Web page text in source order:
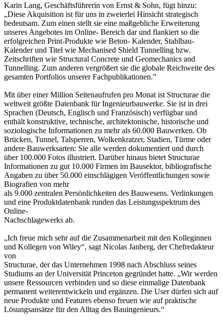
Karin Lang, Geschäftsführerin von Ernst & Sohn, fügt hinzu:
„Diese Akquisition ist für uns in zweierlei Hinsicht strategisch
bedeutsam. Zum einen stellt sie eine maßgebliche Erweiterung
unseres Angebotes im Online- Bereich dar und flankiert so die
erfolgreichen Print-Produkte wie Beton- Kalender, Stahlbau-
Kalender und Titel wie Mechanised Shield Tunnelling bzw.
Zeitschriften wie Structural Concrete und Geomechanics and
Tunnelling. Zum anderen vergrößert sie die globale Reichweite des
gesamten Portfolios unserer Fachpublikationen.”
Mit über einer Million Seitenaufrufen pro Monat ist Structurae die
weltweit größte Datenbank für Ingenieurbauwerke. Sie ist in drei
Sprachen (Deutsch, Englisch und Französisch) verfügbar und
enthält konstruktive, technische, architektonische, historische und
soziologische Informationen zu mehr als 60.000 Bauwerken. Ob
Brücken, Tunnel, Talsperren, Wolkenkratzer, Stadien, Türme oder
andere Bauwerksarten: Sie alle werden dokumentiert und durch
über 100.000 Fotos illustriert. Darüber hinaus bietet Structurae
Informationen zu gut 10.000 Firmen im Bausektor, bibliografische
Angaben zu über 50.000 einschlägigen Veröffentlichungen sowie
Biografien von mehr
als 9.000 zentralen Persönlichkeiten des Bauwesens. Verlinkungen
und eine Produktdatenbank runden das Leistungsspektrum des
Online-
Nachschlagewerks ab.
„Ich freue mich sehr auf die Zusammenarbeit mit den Kolleginnen
und Kollegen von Wiley“, sagt Nicolas Janberg, der Chefredakteur
von
Structurae, der das Unternehmen 1998 nach Abschluss seines
Studiums an der Universität Princeton gegründet hatte. „Wir werden
unsere Ressourcen verbinden und so diese einmalige Datenbank
permanent weiterentwickeln und ergänzen. Die User dürfen sich auf
neue Produkte und Features ebenso freuen wie auf praktische
Lösungsansätze für den Alltag des Bauingenieurs.“